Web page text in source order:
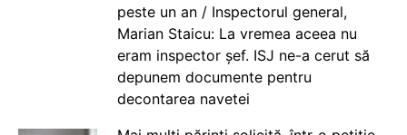
peste un an / Inspectorul general,
Marian Staicu: La vremea aceea nu
eram inspector șef. ISJ ne-a cerut să
depunem documente pentru
decontarea navetei